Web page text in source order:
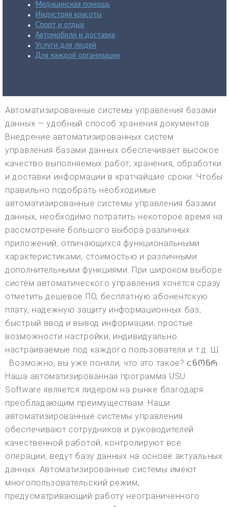
Медицинская помощь
Индустрия красоты
Спорт и отдых
Автомобили и доставка
Услуги для людей
Для каждой организации
Автоматизированные системы управления базами
данных — удобный способ хранения документов.
Внедрение автоматизированных систем
управления базами данных обеспечивает высокое
качество выполняемых работ, хранения, обработки
и доставки информации в кратчайшие сроки. Чтобы
правильно подобрать необходимые
автоматизированные системы управления базами
данных, необходимо потратить некоторое время на
рассмотрение большого выбора различных
приложений, отличающихся функциональными
характеристиками, стоимостью и различными
дополнительными функциями. При широком выборе
систем автоматического управления хочется сразу
отметить дешевое ПО, бесплатную абонентскую
плату, надежную защиту информационных баз,
быстрый ввод и вывод информации, простые
возможности настройки, индивидуально
настраиваемые под каждого пользователя и т.д. Ш.
. Возможно, вы уже поняли, что это такое? ᲃᲜᲝᲜᲠ.
Наша автоматизированная программа USU
Software является лидером на рынке благодаря
преобладающим преимуществам. Наши
автоматизированные системы управления
обеспечивают сотрудников и руководителей
качественной работой, контролируют все
операции, ведут базу данных на основе актуальных
данных. Автоматизированные системы имеют
многопользовательский режим,
предусматривающий работу неограниченного